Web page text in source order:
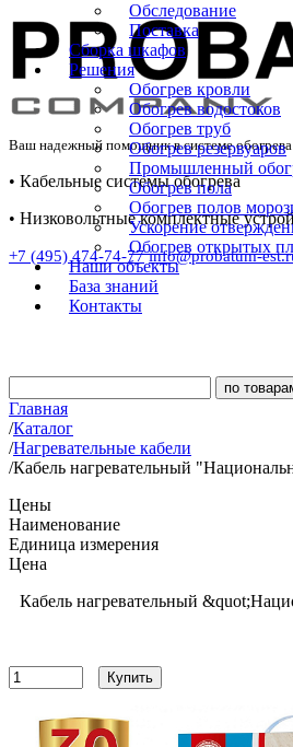
Ваш надежный помощник в системе обогрева
• Кабельные системы обогрева
• Низковольтные комплектные
+7 (495) 474-74-77 info@probatum-
Обследование
Поставка
Сборка шкафов
Решения
Обогрев кровли
Обогрев водостоков
Обогрев труб
Обогрев резервуаров
Промышленный
Обогрев пола
Обогрев полов
Ускорение
Обогрев открытых
Наши объекты
База знаний
Контакты
Главная
/Каталог
/Нагревательные кабели
/Кабель нагревательный
Цены
Наименование
Единица измерения
Цена
Кабель нагревательный
Купить